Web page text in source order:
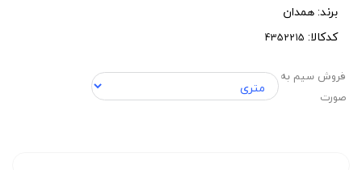
برند:همدان
کدکالا:
فروش سیم به
صورت